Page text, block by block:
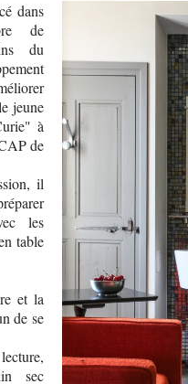
dans
de
du
jeune
à
de
il
les
table
et la
de se
sec